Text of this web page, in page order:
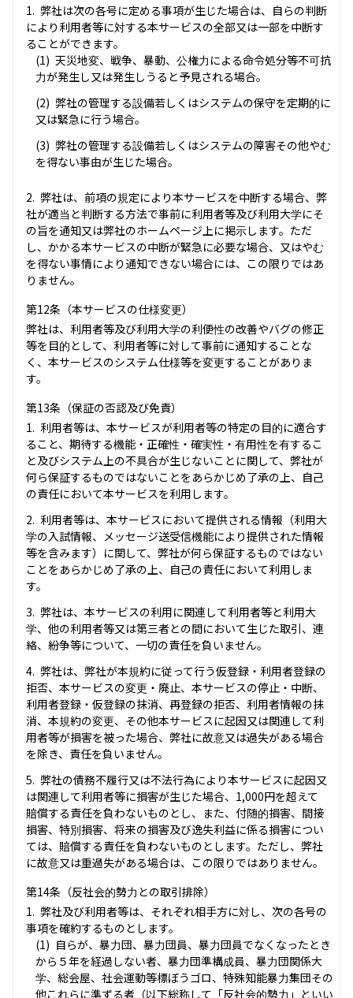
弊社は次の各号に定める事項が生じた場合は、自らの判断
により利用者等に対する本サービスの全部又は一部を中断す
ることができます。
天災地変、戦争、暴動、公権力による命令処分等不可抗
力が発生し又は発生しうると予見される場合。
弊社の管理する設備若しくはシステムの保守を定期的に
又は緊急に行う場合。
弊社の管理する設備若しくはシステムの障害その他やむ
を得ない事由が生じた場合。
弊社は、前項の規定により本サービスを中断する場合、弊
社が適当と判断する方法で事前に利用者等及び利用大学にそ
の旨を通知又は弊社のホームページ上に掲示します。ただ
し、かかる本サービスの中断が緊急に必要な場合、又はやむ
を得ない事情により通知できない場合には、この限りではあ
りません。
第12条（本サービスの仕様変更）
弊社は、利用者等及び利用大学の利便性の改善やバグの修正
等を目的として、利用者等に対して事前に通知することな
く、本サービスのシステム仕様等を変更することがありま
す。
第13条（保証の否認及び免責）
利用者等は、本サービスが利用者等の特定の目的に適合す
ること、期待する機能・正確性・確実性・有用性を有するこ
と及びシステム上の不具合が生じないことに関して、弊社が
何ら保証するものではないことをあらかじめ了承の上、自己
の責任において本サービスを利用します。
利用者等は、本サービスにおいて提供される情報（利用大
学の入試情報、メッセージ送受信機能により提供された情報
等を含みます）に関して、弊社が何ら保証するものではない
ことをあらかじめ了承の上、自己の責任において利用しま
す。
弊社は、本サービスの利用に関連して利用者等と利用大
学、他の利用者等又は第三者との間において生じた取引、連
絡、紛争等について、一切の責任を負いません。
弊社は、弊社が本規約に従って行う仮登録・利用者登録の
拒否、本サービスの変更・廃止、本サービスの停止・中断、
利用者登録・仮登録の抹消、再登録の拒否、利用者情報の抹
消、本規約の変更、その他本サービスに起因又は関連して利
用者等が損害を被った場合、弊社に故意又は過失がある場合
を除き、責任を負いません。
弊社の債務不履行又は不法行為により本サービスに起因又
は関連して利用者等に損害が生じた場合、1,000円を超えて
賠償する責任を負わないものとし、また、付随的損害、間接
損害、特別損害、将来の損害及び逸失利益に係る損害につい
ては、賠償する責任を負わないものとします。ただし、弊社
に故意又は重過失がある場合は、この限りではありません。
第14条（反社会的勢力との取引排除）
弊社及び利用者等は、それぞれ相手方に対し、次の各号の
事項を確約するものとします。
自らが、暴力団、暴力団員、暴力団員でなくなったとき
から５年を経過しない者、暴力団準構成員、暴力団関係大
学、総会屋、社会運動等標ぼうゴロ、特殊知能暴力集団その
他これらに準ずる者（以下総称して「反社会的勢力」といい